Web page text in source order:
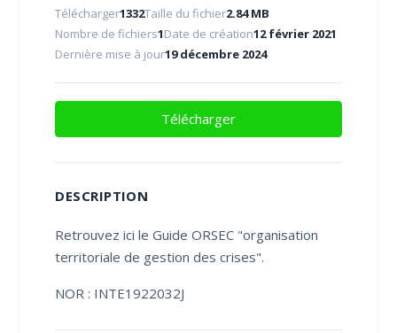
Télécharger1332Taille du fichier2.84 MB
Nombre de fichiers1Date de création12 février 2021
Dernière mise à jour19 décembre 2024
Télécharger
DESCRIPTION
Retrouvez ici le Guide ORSEC "organisation
territoriale de gestion des crises".
NOR : INTE1922032J